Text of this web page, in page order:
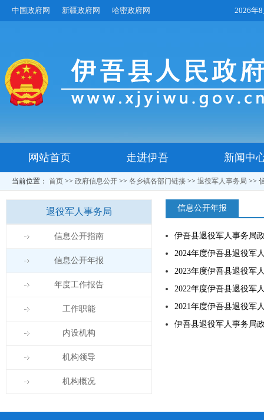
中国政府网 新疆政府网 哈密政府网 2026年
网站首页 走进伊吾 新闻中
当前位置： 首页 >> 政府信息公开 >> 各乡镇各部门链接 >> 退役军人事务局 >>
退役军人事务局
信息公开指南
信息公开年报
年度工作报告
工作职能
内设机构
机构领导
机构概况
信息公开年报
伊吾县退役军人事务局
2024年度伊吾县退役军
2023年度伊吾县退役军
2022年度伊吾县退役军
2021年度伊吾县退役军
伊吾县退役军人事务局